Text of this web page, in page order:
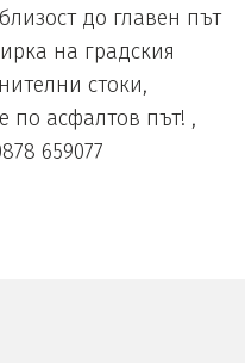
до главен път
на градския
стоки,
по асфалтов път! ,
659077